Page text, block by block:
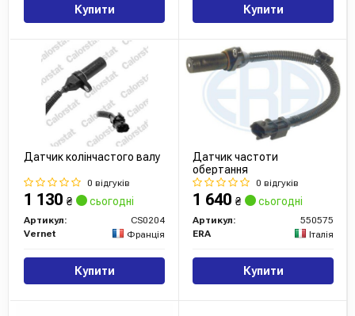
Купити Купити
Датчик колінчастого валу
0 відгуків
1 130 ₴ сьогодні
Артикул:
CS0204
Vernet
Франція
Купити
Датчик частоти
обертання
0 відгуків
1 640 ₴ сьогодні
Артикул:
550575
ERA
Італія
Купити